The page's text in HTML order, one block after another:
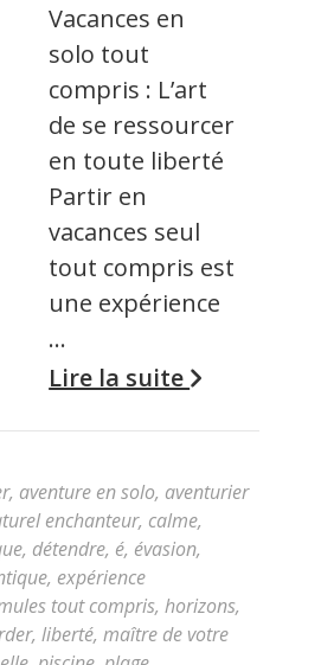
Vacances en
solo tout
compris : L’art
de se ressourcer
en toute liberté
Partir en
vacances seul
tout compris est
une expérience
…
Lire la suite
, aventure en solo, aventurier
enchanteur, calme,
, détendre, é, évasion,
, expérience
tout compris, horizons,
, liberté, maître de votre